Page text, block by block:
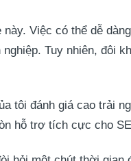
này. Việc có thể dễ
Tuy nhiên, đôi
tôi đánh giá cao trải
hỗ trợ tích cực cho